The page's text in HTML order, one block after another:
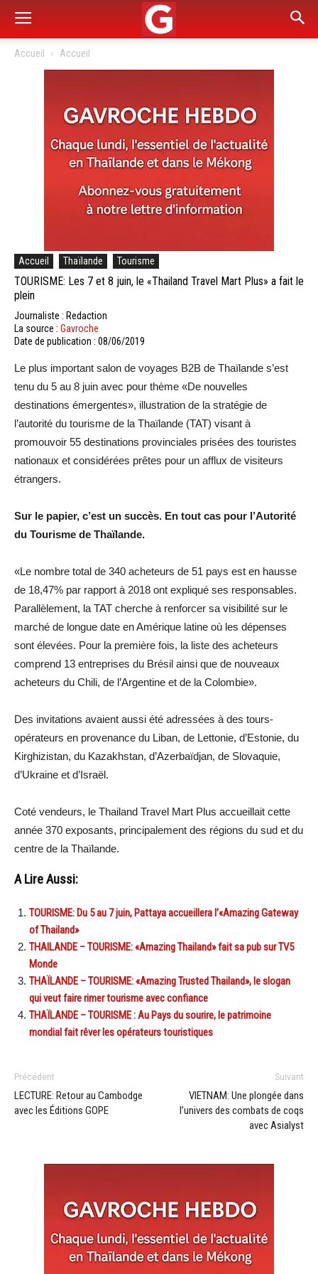
Accueil Accueil
Accueil Thaïlande Tourisme
TOURISME: Les 7 et 8 juin, le «Thailand Travel Mart Plus» a fait le
plein
Journaliste : Redaction
La source : Gavroche
Date de publication : 08/06/2019
Le plus important salon de voyages B2B de Thaïlande s’est
tenu du 5 au 8 juin avec pour thème «De nouvelles
destinations émergentes», illustration de la stratégie de
l’autorité du tourisme de la Thaïlande (TAT) visant à
promouvoir 55 destinations provinciales prisées des touristes
nationaux et considérées prêtes pour un afflux de visiteurs
étrangers.
Sur le papier, c’est un succès. En tout cas pour l’Autorité
du Tourisme de Thaïlande.
«Le nombre total de 340 acheteurs de 51 pays est en hausse
de 18,47% par rapport à 2018 ont expliqué ses responsables.
Parallèlement, la TAT cherche à renforcer sa visibilité sur le
marché de longue date en Amérique latine où les dépenses
sont élevées. Pour la première fois, la liste des acheteurs
comprend 13 entreprises du Brésil ainsi que de nouveaux
acheteurs du Chili, de l’Argentine et de la Colombie».
Des invitations avaient aussi été adressées à des tours-
opérateurs en provenance du Liban, de Lettonie, d’Estonie, du
Kirghizistan, du Kazakhstan, d’Azerbaïdjan, de Slovaquie,
d’Ukraine et d’Israël.
Coté vendeurs, le Thailand Travel Mart Plus accueillait cette
année 370 exposants, principalement des régions du sud et du
centre de la Thaïlande.
A Lire Aussi:
TOURISME: Du 5 au 7 juin, Pattaya accueillera l’«Amazing Gateway
of Thailand»
THAILANDE – TOURISME: «Amazing Thailand» fait sa pub sur TV5
Monde
THAÏLANDE – TOURISME: «Amazing Trusted Thailand», le slogan
qui veut faire rimer tourisme avec confiance
THAÏLANDE – TOURISME : Au Pays du sourire, le patrimoine
mondial fait rêver les opérateurs touristiques
Précédent
LECTURE: Retour au Cambodge
avec les Éditions GOPE
Suivant
VIETNAM: Une plongée dans
l’univers des combats de coqs
avec Asialyst